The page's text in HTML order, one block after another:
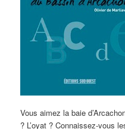
Vous aimez la baie
? L’oyat ? Connaissez-vous